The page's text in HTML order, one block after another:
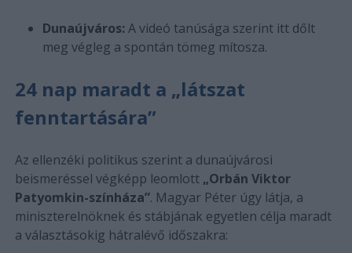
Dunaújváros: A videó tanúsága szerint itt dőlt
meg végleg a spontán tömeg mítosza.
24 nap maradt a „látszat
fenntartására”
Az ellenzéki politikus szerint a dunaújvárosi
beismeréssel végképp leomlott „Orbán Viktor
Patyomkin-színháza”. Magyar Péter úgy látja, a
miniszterelnöknek és stábjának egyetlen célja maradt
a választásokig hátralévő időszakra: